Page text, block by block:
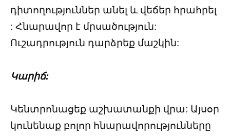
դիտողություններ անել և վեճեր հրահրել
: Հնարավոր է մրսածություն:
Ուշադրություն դարձրեք մաշկին:
Կարիճ:
Կենտրոնացեք աշխատանքի վրա: Այսօր
կունենաք բոլոր հնարավորությունները